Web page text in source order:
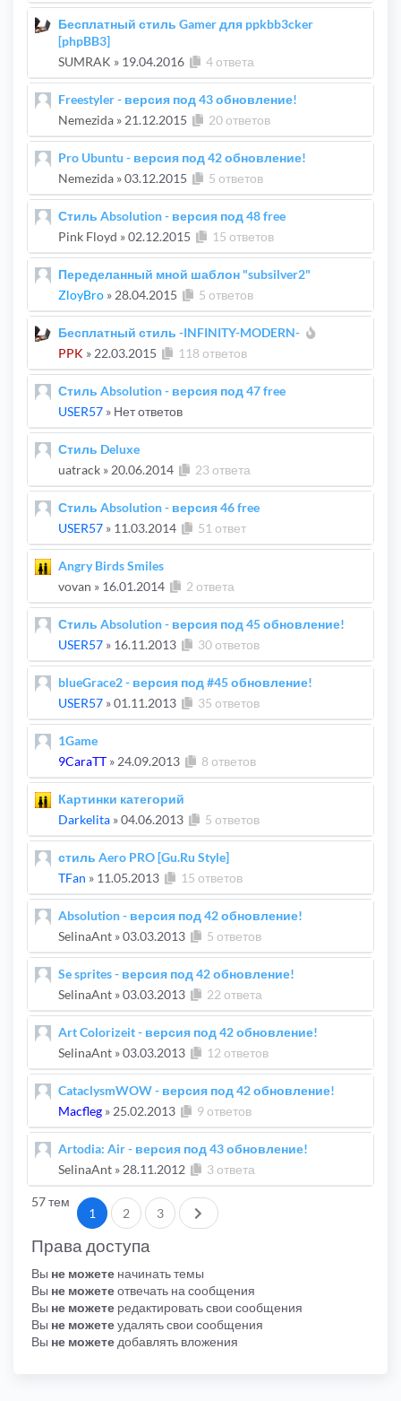
Бесплатный стиль Gamer для ppkbb3cker
[phpBB3]
SUMRAK » 19.04.2016 4 ответа
Freestyler - версия под 43 обновление!
Nemezida » 21.12.2015 20 ответов
Pro Ubuntu - версия под 42 обновление!
Nemezida »03.12.2015 5 ответов
Стиль Absolution - версия под 48 free
Pink Floyd »02.12.2015 15 ответов
Переделанный мной шаблон "subsilver2"
ZloyBro » 28.04.2015 5 ответов
Бесплатный стиль -INFINITY-MODERN-
PPK » 22.03.2015 118 ответов
Стиль Absolution - версия под 47 free
USER57 » Нет ответов
Стиль Deluxe
uatrack » 20.06.2014 23 ответа
Стиль Absolution - версия 46 free
USER57 » 11.03.2014 51 ответ
Angry Birds Smiles
vovan » 16.01.2014 2 ответа
Стиль Absolution - версия под 45 обновление!
USER57 » 16.11.2013 30 ответов
blueGrace2 - версия под #45 обновление!
USER57 »01.11.2013 35 ответов
1Game
9CaraTT » 24.09.2013 8 ответов
Картинки категорий
Darkelita »04.06.2013 5 ответов
стиль Aero PRO [Gu.Ru Style]
TFan » 11.05.2013 15 ответов
Absolution - версия под 42 обновление!
SelinaAnt »03.03.2013 5 ответов
Se sprites - версия под 42 обновление!
SelinaAnt »03.03.2013 22 ответа
Art Colorizeit - версия под 42 обновление!
SelinaAnt »03.03.2013 12 ответов
CataclysmWOW - версия под 42 обновление!
Macfleg » 25.02.2013 9 ответов
Artodia: Air - версия под 43 обновление!
SelinaAnt » 28.11.2012 3 ответа
57 тем
1 2 3 След.
Права доступа
Вы не можете начинать темы
Вы не можетеотвечать на сообщения
Вы не можете редактировать свои сообщения
Вы не можетеудалять свои сообщения
Вы не можете добавлять вложения